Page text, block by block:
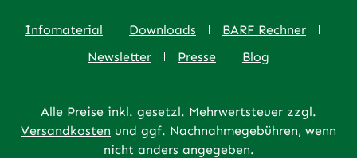
Infomaterial Downloads
BARF Rechner
Newsletter
Presse Blog
Alle Preise inkl. gesetzl. Mehrwertsteuer zzgl.
Versandkosten und ggf. Nachnahmegebühren, wenn
nicht anders angegeben.